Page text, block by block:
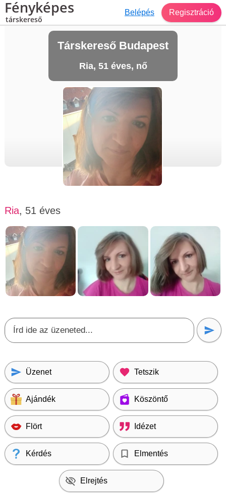
Fényképes
társkereső
Belépés Regisztráció
Társkereső Budapest
Ria, 51 éves, nő
Ria, 51 éves
Üzenet Tetszik
Ajándék Köszöntő
Flört Idézet
Kérdés Elmentés
Elrejtés